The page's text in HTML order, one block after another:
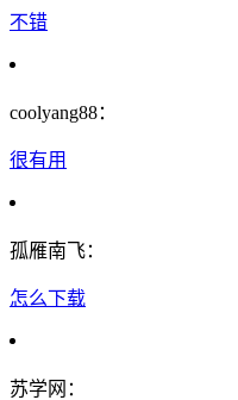
不错
coolyang88：
很有用
孤雁南飞：
怎么下载
苏学网：